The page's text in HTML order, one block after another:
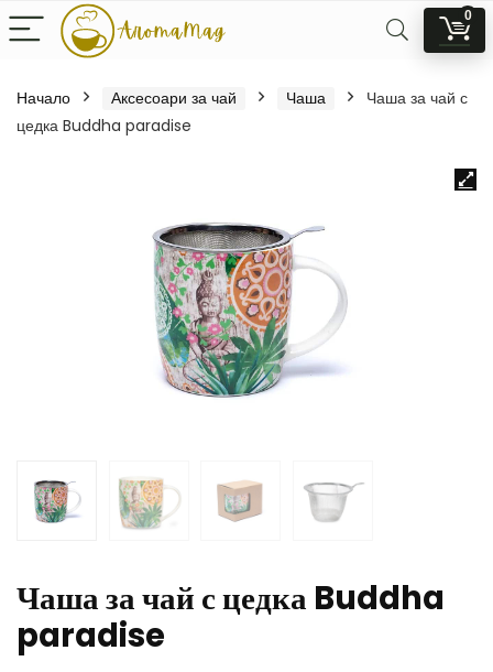
0
Начало Аксесоари за чай Чаша
Чаша за чай с
цедка Buddha paradise
Чаша за чай с цедка Buddha
paradise